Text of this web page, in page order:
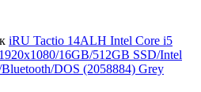
iRU Tactio 14ALH Intel Core i5
16GB/512GB SSD/Intel
DOS (2058884) Grey